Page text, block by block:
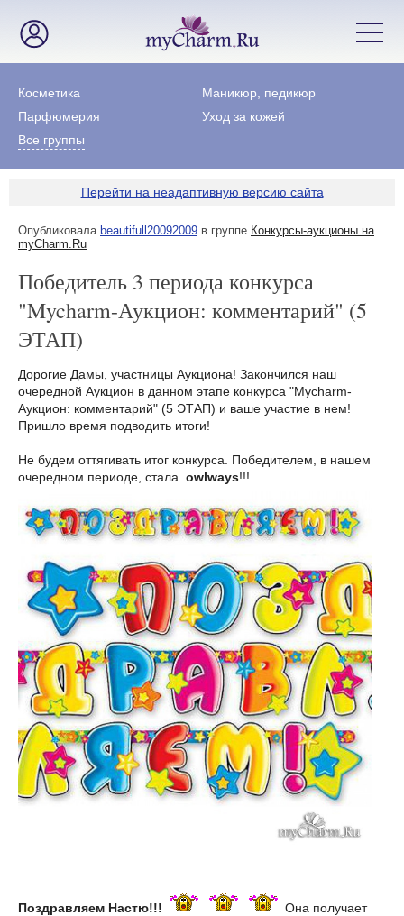
Косметика
Маникюр, педикюр
Парфюмерия
Уход за кожей
Все группы
Перейти на неадаптивную версию сайта
Опубликовала beautifull20092009 в группе Конкурсы-аукционы на
myCharm.Ru
Победитель 3 периода конкурса
"Mycharm-Аукцион: комментарий" (5
ЭТАП)
Дорогие Дамы, участницы Аукциона! Закончился наш
очередной Аукцион в данном этапе конкурса "Mycharm-
Аукцион: комментарий" (5 ЭТАП) и ваше участие в нем!
Пришло время подводить итоги!
Не будем оттягивать итог конкурса. Победителем, в нашем
очередном периоде, стала.. owlways!!!
Поздравляем Настю!!!
Она получает